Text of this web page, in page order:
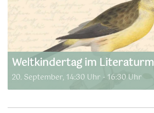
Weltkindertag im
20. September, 14:30 Uhr - 16:30 Uhr